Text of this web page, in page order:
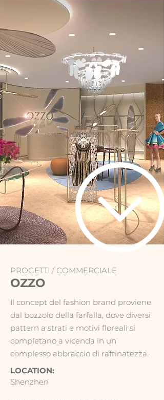
PROGETTI / COMMERCIALE
OZZO
Il concept del fashion brand proviene
dal bozzolo della farfalla, dove diversi
pattern a strati e motivi floreali si
completano a vicenda in un
complesso abbraccio di raffinatezza.
LOCATION:
Shenzhen